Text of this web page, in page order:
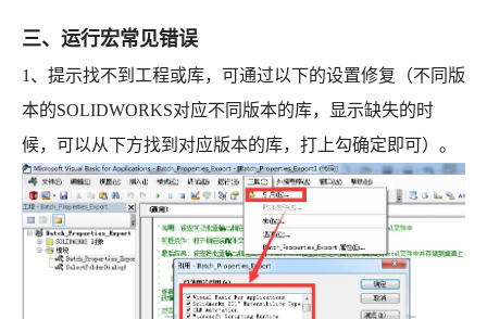
三、运行宏常见错误
1、提示找不到工程或库，可通过以下的设置修复（不同版
本的SOLIDWORKS对应不同版本的库，显示缺失的时
候，可以从下方找到对应版本的库，打上勾确定即可）。